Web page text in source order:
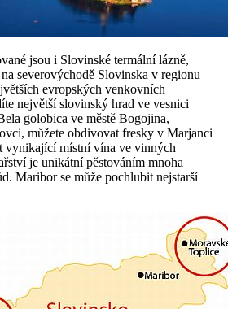
jsou i Slovinské termální lázně,
severovýchodě Slovinska v regionu
evropských venkovních
největší slovinský hrad ve vesnici
golobica ve městě Bogojina,
můžete obdivovat fresky v Marjanci
vynikající místní vína ve vinných
je unikátní pěstováním mnoha
Maribor se může pochlubit nejstarší